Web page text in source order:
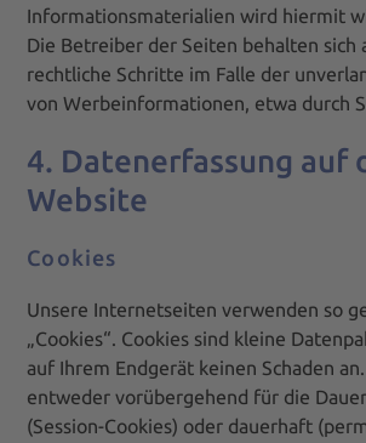
Informationsmaterialien wird hiermit
Die Betreiber der Seiten behalten sich
rechtliche Schritte im Falle der
von Werbeinformationen, etwa durch
4. Datenerfassung auf
Website
Cookies
Unsere Internetseiten verwenden so
„Cookies“. Cookies sind kleine
auf Ihrem Endgerät keinen Schaden
entweder vorübergehend für die
(Session-Cookies) oder dauerhaft